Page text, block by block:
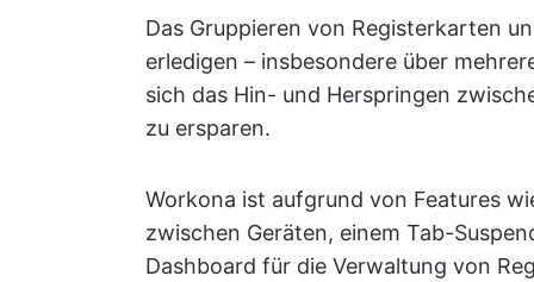
Das Gruppieren von Registerkarten
erledigen – insbesondere über
sich das Hin- und Herspringen
zu ersparen.
Workona ist aufgrund von Features
zwischen Geräten, einem Tab-
Dashboard für die Verwaltung von